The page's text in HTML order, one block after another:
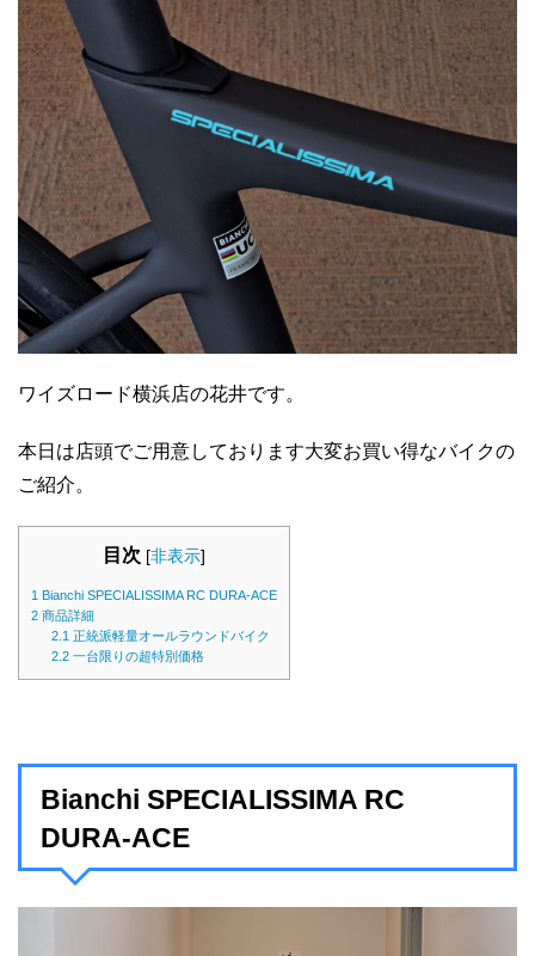
ワイズロード横浜店の花井です。
本日は店頭でご用意しております大変お買い得なバイクの
ご紹介。
目次 [非表示]
1 Bianchi SPECIALISSIMA RC DURA-ACE
2 商品詳細
2.1 正統派軽量オールラウンドバイク
2.2 一台限りの超特別価格
Bianchi SPECIALISSIMA RC
DURA-ACE